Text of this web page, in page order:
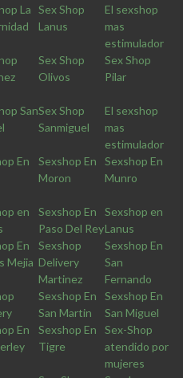
La Sex Shop
Lanus
El sexshop
mas
estimulador
Sex Shop
Olivos
Sex Shop
Pilar
SanSex Shop
Sanmiguel
El sexshop
mas
estimulador
En
Sexshop En
Moron
Sexshop En
Munro
en
Sexshop En
Paso Del Rey
Sexshop en
Lanus
En
Mejia
Sexshop
Delivery
Martinez
Sexshop En
San
Fernando
Sexshop En
San Martin
Sexshop En
San Miguel
En
Sexshop En
Tigre
Sex-Shop
atendido por
mujeres